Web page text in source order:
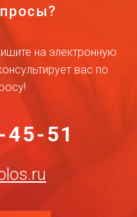
на электронную
вас по
51